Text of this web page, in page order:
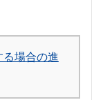
る場合の進